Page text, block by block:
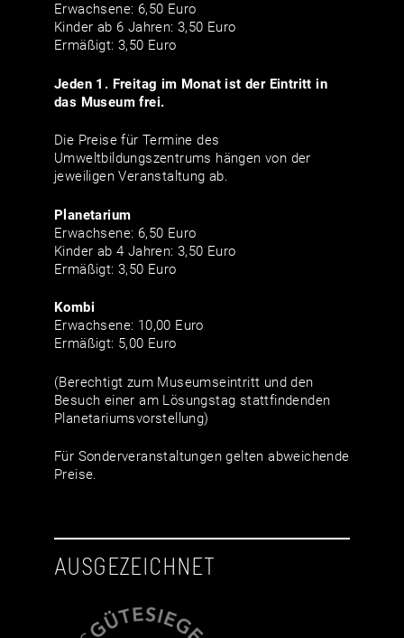
Erwachsene: 6,50 Euro
Kinder ab 6 Jahren: 3,50 Euro
Ermäßigt: 3,50 Euro
Jeden 1. Freitag im Monat ist der Eintritt in
das Museum frei.
Die Preise für Termine des
Umweltbildungszentrums hängen von der
jeweiligen Veranstaltung ab.
Planetarium
Erwachsene: 6,50 Euro
Kinder ab 4 Jahren: 3,50 Euro
Ermäßigt: 3,50 Euro
Kombi
Erwachsene: 10,00 Euro
Ermäßigt: 5,00 Euro
(Berechtigt zum Museumseintritt und den
Besuch einer am Lösungstag stattfindenden
Planetariumsvorstellung)
Für Sonderveranstaltungen gelten abweichende
Preise.
AUSGEZEICHNET